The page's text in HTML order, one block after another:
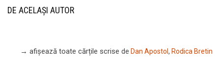
DE ACELAȘI AUTOR
→ afișează toate cărțile scrise de Dan Apostol , Rodica Bretin